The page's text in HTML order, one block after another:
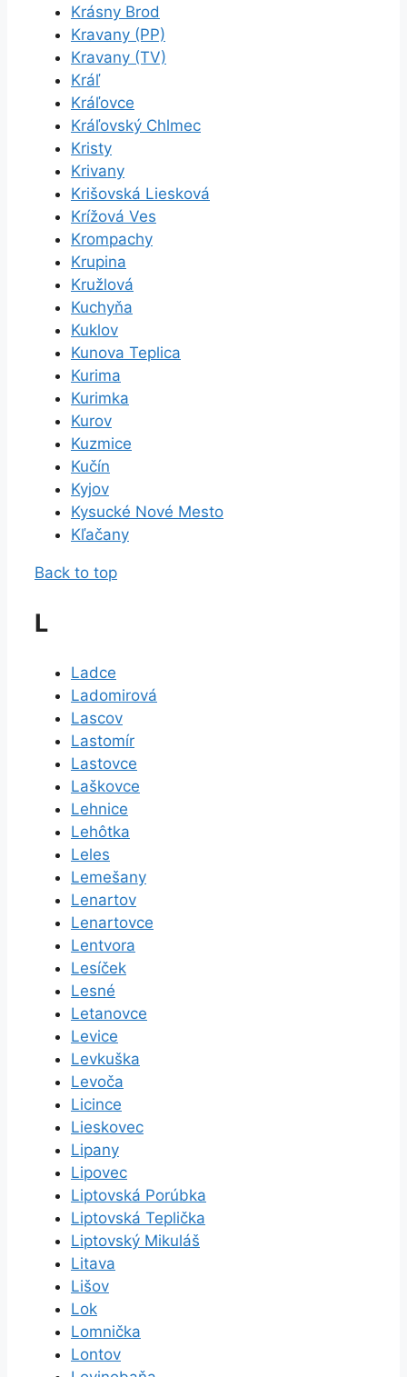
Krásny Brod
Kravany (PP)
Kravany (TV)
Kráľ
Kráľovce
Kráľovský Chlmec
Kristy
Krivany
Krišovská Liesková
Krížová Ves
Krompachy
Krupina
Kružlová
Kuchyňa
Kuklov
Kunova Teplica
Kurima
Kurimka
Kurov
Kuzmice
Kučín
Kyjov
Kysucké Nové Mesto
Kľačany
Back to top
L
Ladce
Ladomirová
Lascov
Lastomír
Lastovce
Laškovce
Lehnice
Lehôtka
Leles
Lemešany
Lenartov
Lenartovce
Lentvora
Lesíček
Lesné
Letanovce
Levice
Levkuška
Levoča
Licince
Lieskovec
Lipany
Lipovec
Liptovská Porúbka
Liptovská Teplička
Liptovský Mikuláš
Litava
Lišov
Lok
Lomnička
Lontov